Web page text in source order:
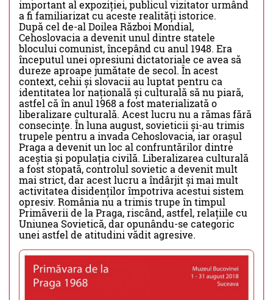
important al expoziției, publicul vizitator urmând
a fi familiarizat cu aceste realități istorice.
După cel de-al Doilea Război Mondial,
Cehoslovacia a devenit unul dintre statele
blocului comunist, începând cu anul 1948. Era
începutul unei opresiuni dictatoriale ce avea să
dureze aproape jumătate de secol. În acest
context, cehii și slovacii au luptat pentru ca
identitatea lor națională și culturală să nu piară,
astfel că în anul 1968 a fost materializată o
liberalizare culturală. Acest lucru nu a rămas fără
consecințe. În luna august, sovieticii și-au trimis
trupele pentru a invada Cehoslovacia, iar orașul
Praga a devenit un loc al confruntărilor dintre
aceștia și populația civilă. Liberalizarea culturală
a fost stopată, controlul sovietic a devenit mult
mai strict, dar acest lucru a îndârjit și mai mult
activitatea disidenților împotriva acestui sistem
opresiv. România nu a trimis trupe în timpul
Primăverii de la Praga, riscând, astfel, relațiile cu
Uniunea Sovietică, dar opunându-se categoric
unei astfel de atitudini vădit agresive.